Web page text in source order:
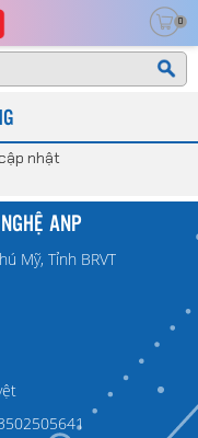
0
nhật
ANP
Mỹ, Tỉnh BRVT